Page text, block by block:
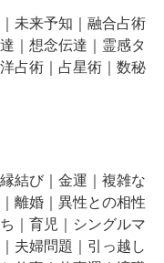
未来予知｜融合占術
｜想念伝達｜霊感タ
占術｜占星術｜数秘
結び｜金運｜複雑な
離婚｜異性との相性
｜育児｜シングルマ
夫婦問題｜引っ越し